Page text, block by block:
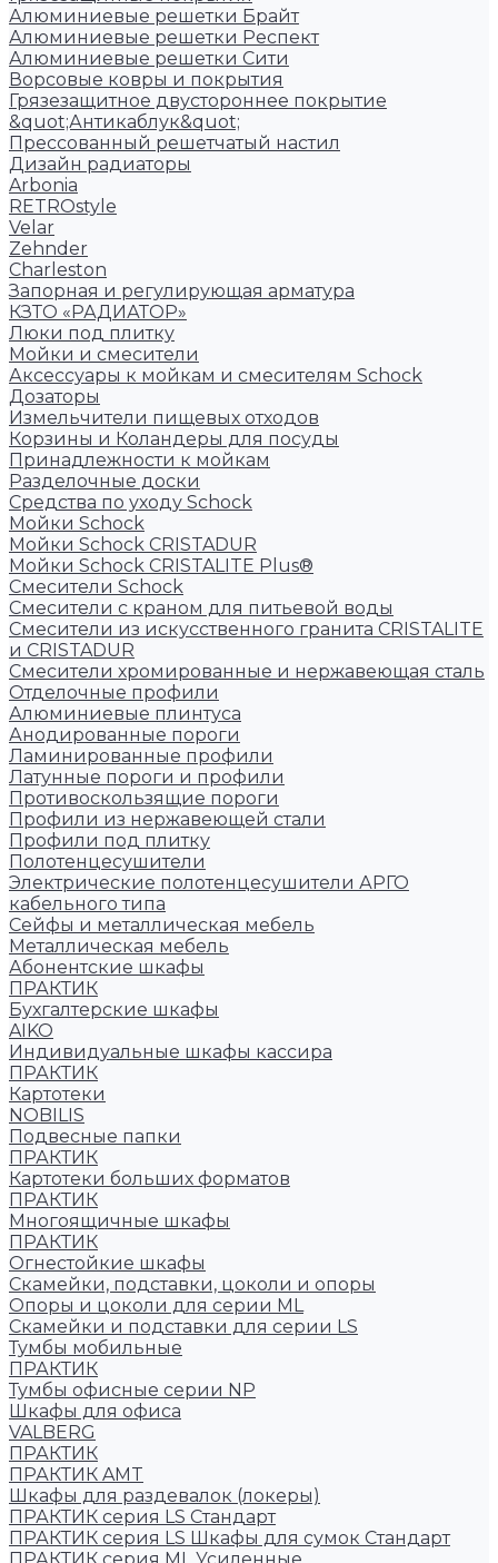
Алюминиевые решетки Брайт
Алюминиевые решетки Респект
Алюминиевые решетки Сити
Ворсовые ковры и покрытия
Грязезащитное двустороннее покрытие
&quot;Антикаблук&quot;
Прессованный решетчатый настил
Дизайн радиаторы
Arbonia
RETROstyle
Velar
Zehnder
Charleston
Запорная и регулирующая арматура
КЗТО «РАДИАТОР»
Люки под плитку
Мойки и смесители
Аксессуары к мойкам и смесителям Schock
Дозаторы
Измельчители пищевых отходов
Корзины и Коландеры для посуды
Принадлежности к мойкам
Разделочные доски
Средства по уходу Schock
Мойки Schock
Мойки Schock CRISTADUR
Мойки Schock CRISTALITE Plus®
Смесители Schock
Cмесители с краном для питьевой воды
Смесители из искуcственного гранита CRISTALITE
и CRISTADUR
Смесители хромированные и нержавеющая сталь
Отделочные профили
Алюминиевые плинтуса
Анодированные пороги
Ламинированные профили
Латунные пороги и профили
Противоскользящие пороги
Профили из нержавеющей стали
Профили под плитку
Полотенцесушители
Электрические полотенцесушители АРГО
кабельного типа
Сейфы и металлическая мебель
Металлическая мебель
Абонентские шкафы
ПРАКТИК
Бухгалтерские шкафы
AIKO
Индивидуальные шкафы кассира
ПРАКТИК
Картотеки
NOBILIS
Подвесные папки
ПРАКТИК
Картотеки больших форматов
ПРАКТИК
Многоящичные шкафы
ПРАКТИК
Огнестойкие шкафы
Скамейки, подставки, цоколи и опоры
Опоры и цоколи для серии ML
Скамейки и подставки для серии LS
Тумбы мобильные
ПРАКТИК
Тумбы офисные серии NP
Шкафы для офиса
VALBERG
ПРАКТИК
ПРАКТИК AMT
Шкафы для раздевалок (локеры)
ПРАКТИК cерия LS Стандарт
ПРАКТИК серия LS Шкафы для сумок Стандарт